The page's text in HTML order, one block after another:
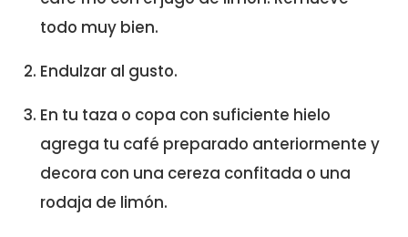
todo muy bien.
Endulzar al gusto.
En tu taza o copa con suficiente hielo
agrega tu café preparado anteriormente y
decora con una cereza confitada o una
rodaja de limón.